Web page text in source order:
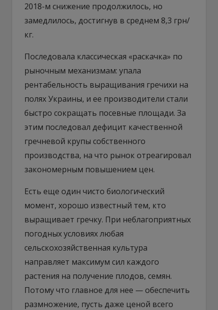
2018-м снижение продолжилось, но
замедлилось, достигнув в среднем 8,3 грн/
кг.
Последовала классическая «раскачка» по
рыночным механизмам: упала
рентабельность выращивания гречихи на
полях Украины, и ее производители стали
быстро сокращать посевные площади. За
этим последовал дефицит качественной
гречневой крупы собственного
производства, на что рынок отреагировал
закономерным повышением цен.
Есть еще один чисто биологический
момент, хорошо известный тем, кто
выращивает гречку. При неблагоприятных
погодных условиях любая
сельскохозяйственная культура
направляет максимум сил каждого
растения на получение плодов, семян.
Потому что главное для нее — обеспечить
размножение, пусть даже ценой всего